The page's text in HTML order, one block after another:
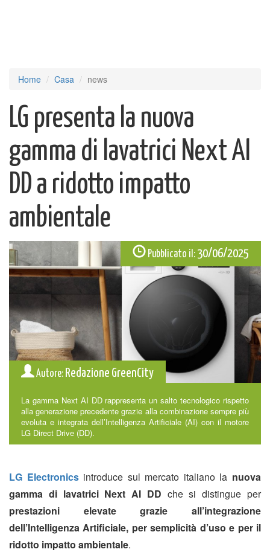
Home Casa news
LG presenta la nuova
gamma di lavatrici Next AI
DD a ridotto impatto
ambientale
Pubblicato il: 30/06/2025
Autore: Redazione GreenCity
La gamma Next AI DD rappresenta un salto tecnologico rispetto
alla generazione precedente grazie alla combinazione sempre più
evoluta e integrata dell’Intelligenza Artificiale (AI) con il motore
LG Direct Drive (DD).
LG Electronics introduce sul mercato italiano la nuova
gamma di lavatrici Next AI DD che si distingue per
prestazioni elevate grazie all’integrazione
dell’Intelligenza Artificiale, per semplicità d’uso e per il
ridotto impatto ambientale.